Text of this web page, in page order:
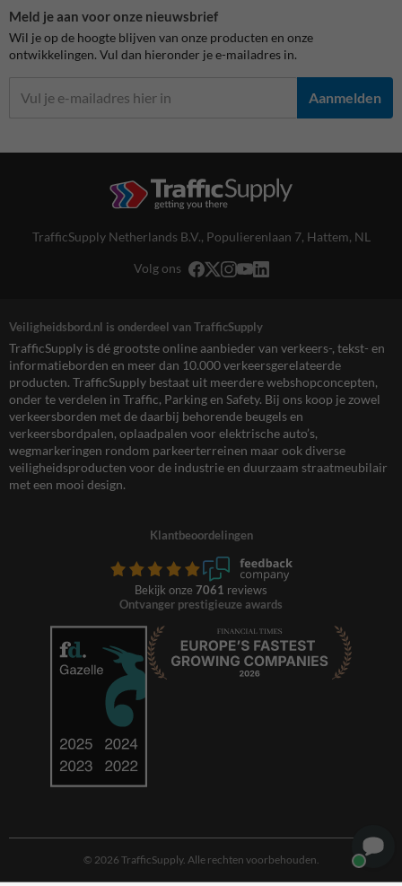
Meld je aan voor onze nieuwsbrief
Wil je op de hoogte blijven van onze producten en onze
ontwikkelingen. Vul dan hieronder je e-mailadres in.
Aanmelden
TrafficSupply Netherlands B.V., Populierenlaan 7, Hattem, NL
Volg ons
Veiligheidsbord.nl is onderdeel van TrafficSupply
TrafficSupply is dé grootste online aanbieder van verkeers-, tekst- en
informatieborden en meer dan 10.000 verkeersgerelateerde
producten. TrafficSupply bestaat uit meerdere webshopconcepten,
onder te verdelen in Traffic, Parking en Safety. Bij ons koop je zowel
verkeersborden met de daarbij behorende beugels en
verkeersbordpalen, oplaadpalen voor elektrische auto’s,
wegmarkeringen rondom parkeerterreinen maar ook diverse
veiligheidsproducten voor de industrie en duurzaam straatmeubilair
met een mooi design.
Klantbeoordelingen
Bekijk onze 7061 reviews
Ontvanger prestigieuze awards
© 2026 TrafficSupply. Alle rechten voorbehouden.